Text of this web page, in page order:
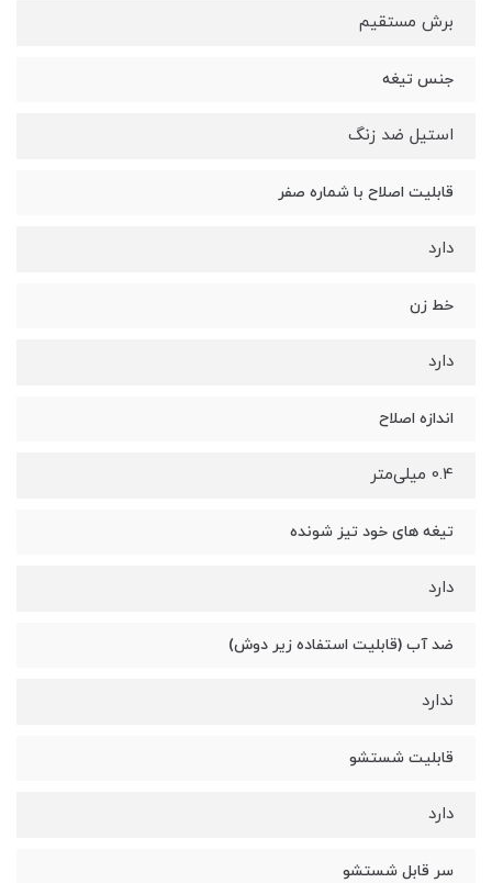
برش مستقیم
جنس تیغه
استیل ضد زنگ
قابلیت اصلاح با شماره صفر
دارد
خط زن
دارد
اندازه اصلاح
0.4 میلی‌متر
تیغه های خود تیز شونده
دارد
ضد آب (قابلیت استفاده زیر دوش)
ندارد
قابلیت شستشو
دارد
سر قابل شستشو